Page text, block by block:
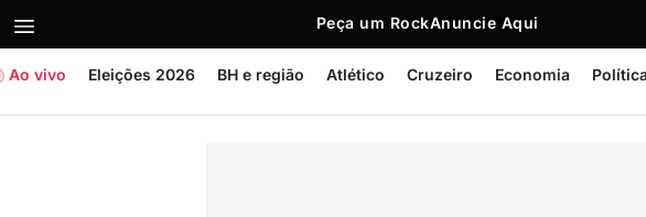
Peça um RockAnuncie Aqui
Ao vivo Eleições 2026 BH e região Atlético Cruzeiro Economia Política